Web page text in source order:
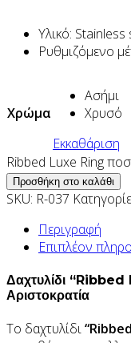
Υλικό:
Ρυθμιζόμενο
Χρώμα
Ασήμι
Χρυσό
Εκκαθάριση
Ribbed Luxe Ring
Προσθήκη στο καλάθι
SKU: R-037
Περιγραφή
Επιπλέον
Δαχτυλίδι “Ribbed
Αριστοκρατία
Το δαχτυλίδι